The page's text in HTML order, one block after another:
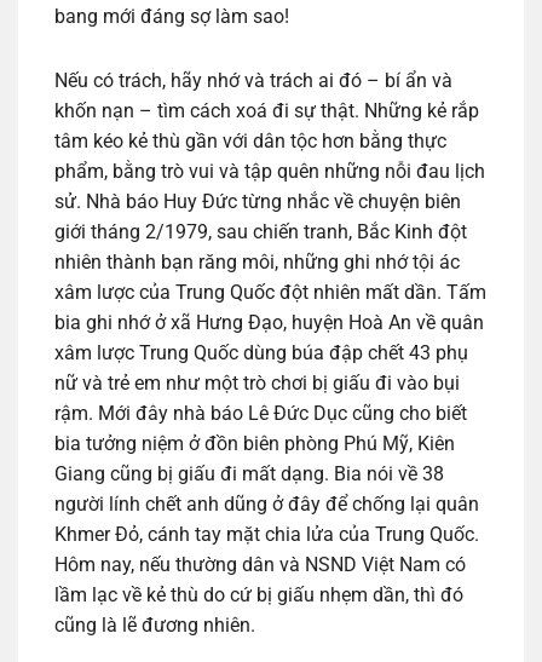
bang mới đáng sợ làm sao!
Nếu có trách, hãy nhớ và trách ai đó – bí ẩn và
khốn nạn – tìm cách xoá đi sự thật. Những kẻ rắp
tâm kéo kẻ thù gần với dân tộc hơn bằng thực
phẩm, bằng trò vui và tập quên những nỗi đau lịch
sử. Nhà báo Huy Đức từng nhắc về chuyện biên
giới tháng 2/1979, sau chiến tranh, Bắc Kinh đột
nhiên thành bạn răng môi, những ghi nhớ tội ác
xâm lược của Trung Quốc đột nhiên mất dần. Tấm
bia ghi nhớ ở xã Hưng Đạo, huyện Hoà An về quân
xâm lược Trung Quốc dùng búa đập chết 43 phụ
nữ và trẻ em như một trò chơi bị giấu đi vào bụi
rậm. Mới đây nhà báo Lê Đức Dục cũng cho biết
bia tưởng niệm ở đồn biên phòng Phú Mỹ, Kiên
Giang cũng bị giấu đi mất dạng. Bia nói về 38
người lính chết anh dũng ở đây để chống lại quân
Khmer Đỏ, cánh tay mặt chia lửa của Trung Quốc.
Hôm nay, nếu thường dân và NSND Việt Nam có
lầm lạc về kẻ thù do cứ bị giấu nhẹm dần, thì đó
cũng là lẽ đương nhiên.